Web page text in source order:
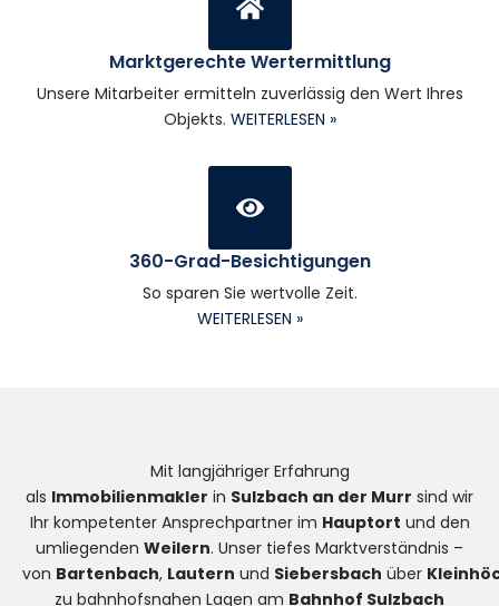
Marktgerechte Wertermittlung
Unsere Mitarbeiter ermitteln zuverlässig den Wert Ihres
Objekts. WEITERLESEN »
360-Grad-Besichtigungen
So sparen Sie wertvolle Zeit.
WEITERLESEN »
Mit langjähriger Erfahrung
als Immobilienmakler in Sulzbach an der Murr sind wir
Ihr kompetenter Ansprechpartner im Hauptort und den
umliegenden Weilern. Unser tiefes Marktverständnis –
von Bartenbach, Lautern und Siebersbach über
zu bahnhofsnahen Lagen am Bahnhof Sulzbach